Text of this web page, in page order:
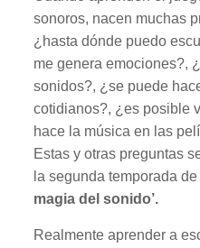
sonoros, nacen muchas
¿hasta dónde puedo
me genera emociones?,
sonidos?, ¿se puede
cotidianos?, ¿es posible
hace la música en las
Estas y otras preguntas
la segunda temporada de
magia del sonido’.
Realmente aprender a